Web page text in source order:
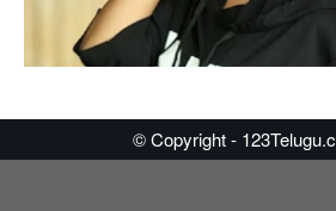
© Copyright -